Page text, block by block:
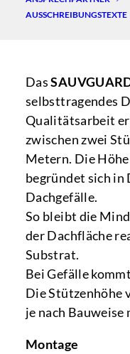
AUSSCHREIBUNGSTEXTE
Das
selbsttragendes
Qualitätsarbeit
zwischen zwei
Metern. Die
begründet sich in
Dachgefälle.
So bleibt die
der Dachfläche
Substrat.
Bei Gefälle
Die Stützenhöhe
je nach
Montage